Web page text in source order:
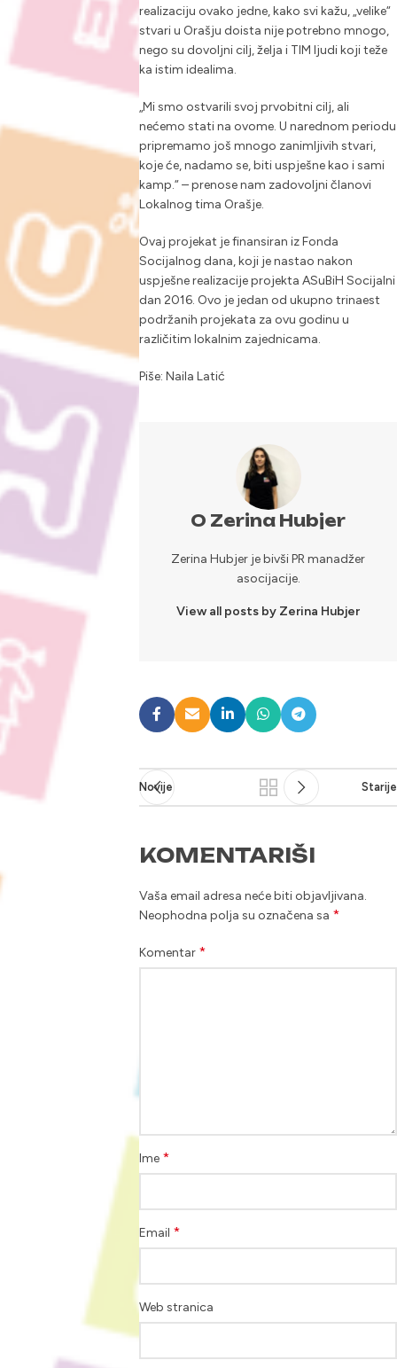
realizaciju ovako jedne, kako svi kažu, „velike“
stvari u Orašju doista nije potrebno mnogo,
nego su dovoljni cilj, želja i TIM ljudi koji teže
ka istim idealima.
„Mi smo ostvarili svoj prvobitni cilj, ali
nećemo stati na ovome. U narednom periodu
pripremamo još mnogo zanimljivih stvari,
koje će, nadamo se, biti uspješne kao i sami
kamp.“ – prenose nam zadovoljni članovi
Lokalnog tima Orašje.
Ovaj projekat je finansiran iz Fonda
Socijalnog dana, koji je nastao nakon
uspješne realizacije projekta ASuBiH Socijalni
dan 2016. Ovo je jedan od ukupno trinaest
podržanih projekata za ovu godinu u
različitim lokalnim zajednicama.
Piše: Naila Latić
O Zerina Hubjer
Zerina Hubjer je bivši PR manadžer
asocijacije.
View all posts by Zerina Hubjer
Novije Starije
KOMENTARIŠI
Vaša email adresa neće biti objavljivana.
Neophodna polja su označena sa *
Komentar *
Ime *
Email *
Web stranica